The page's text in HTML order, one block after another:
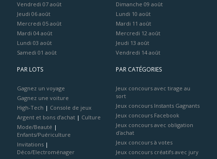
Vendredi 07 août
Jeudi 06 août
Mercredi 05 août
Mardi 04 août
Lundi 03 août
Samedi 01 août
Dimanche 09 août
Lundi 10 août
Mardi 11 août
Mercredi 12 août
Jeudi 13 août
Vendredi 14 août
PAR LOTS
Gagnez un voyage
Gagnez une voiture
High-Tech | Console de jeux
Argent et bons d’achat | Culture
Mode/Beauté |
Enfants/Puériculture
Invitations |
Déco/Electroménager
PAR CATÉGORIES
Jeux concours avec tirage au
sort
Jeux concours Instants Gagnants
Jeux concours Facebook
Jeux concours avec obligation
d'achat
Jeux concours à votes
Jeux concours créatifs avec jury